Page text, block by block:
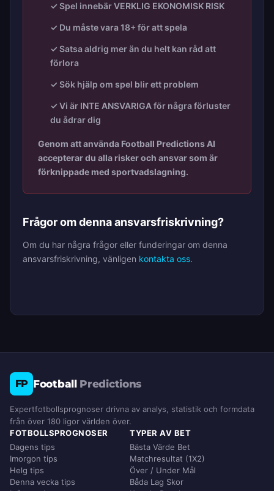
✓ Spel innebär VERKLIG EKONOMISK RISK
✓ Du måste vara 18+ för att spela
✓ Satsa aldrig mer än du helt kan råd att
förlora
✓ Sök hjälp om spel blir ett problem
✓ Vi är INTE ANSVARIGA för några förluster
du ådrar dig
Genom att använda Football Predictions AI
accepterar du alla risker och ansvar som är
förknippade med sportvadslagning.
Frågor om denna ansvarsfriskrivning?
Om du har några frågor eller funderingar om denna
ansvarsfriskrivning, vänligen kontakta oss.
FP Football Predictions
Expertfotbollsprognoser drivna av analys, statistik och formdata
från över 180 ligor världen över.
FOTBOLLSPROGNOSER
Dagens tips
Imorgon tips
Helg tips
Denna vecka tips
TYPER AV BET
Bästa Värde Bet
Matchresultat (1X2)
Över / Under Mål
Båda Lag Skor